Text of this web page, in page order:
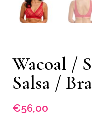
Wacoal /
Salsa /
€56,00